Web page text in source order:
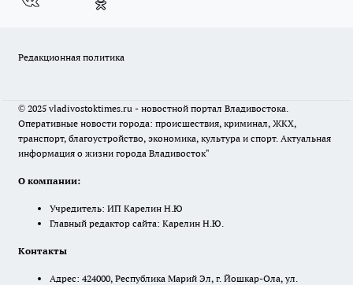
Редакционная политика
© 2025 vladivostoktimes.ru - новостной портал Владивостока.
Оперативные новости города: происшествия, криминал, ЖКХ,
транспорт, благоустройство, экономика, культура и спорт. Актуальная
информация о жизни города Владивосток"
О компании:
Учредитель: ИП Карелин Н.Ю
Главный редактор сайта: Карелин Н.Ю.
Контакты
Адрес: 424000, Республика Марий Эл, г. Йошкар-Ола, ул.